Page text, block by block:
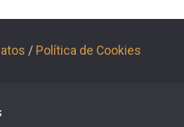
/ Política de Cookies